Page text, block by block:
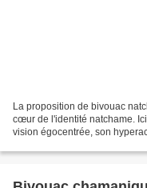
La proposition de bivouac
cœur de l'identité natchame.
vision égocentrée, son